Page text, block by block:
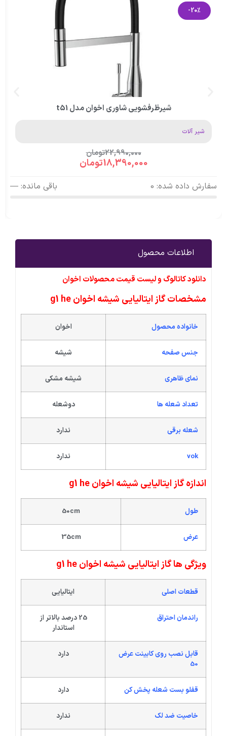
-20%
شیرظرفشویی شاوری اخوان مدل t51
شیر آلات
22,990,000تومان
18,390,000تومان
سفارش داده شده: 0 باقی مانده: —
اطلاعات محصول
دانلود کاتالوگ و لیست قیمت محصولات اخوان
مشخصات گاز ایتالیایی شیشه اخوان g1 he
خانواده محصول اخوان
جنس صفحه شیشه
نمای ظاهری شیشه مشکی
تعداد شعله ها دوشعله
شعله برقی ندارد
vok ندارد
اندازه گاز ایتالیایی شیشه اخوان g1 he
طول 50cm
عرض 35cm
ویژگی ها گاز ایتالیایی شیشه اخوان g1 he
قطعات اصلی ایتالیایی
راندمان احتراق
25 درصد بالاتر از
استاندار
قابل نصب روی کابینت عرض
50
دارد
قفلو بست شعله پخش کن دارد
خاصیت ضد لک ندارد